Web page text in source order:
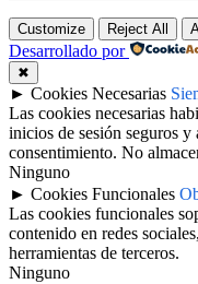
Customize Reject All
Desarrollado por
✖
► Cookies Necesarias
Las cookies necesarias
inicios de sesión seguros y
consentimiento. No
Ninguno
► Cookies Funcionales
Las cookies funcionales
contenido en redes
herramientas de terceros.
Ninguno